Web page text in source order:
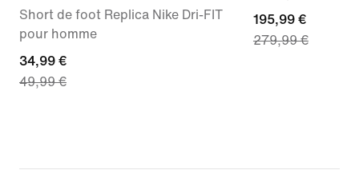
Short de foot Replica Nike Dri-FIT
pour homme
current
price
49,99 €
34,99 €
49,99 €
current
price
195,99 €
279,99 €